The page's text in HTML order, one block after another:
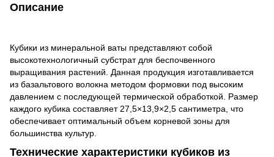
Описание
Кубики из минеральной ваты представляют собой
высокотехнологичный субстрат для беспочвенного
выращивания растений. Данная продукция изготавливается
из базальтового волокна методом формовки под высоким
давлением с последующей термической обработкой. Размер
каждого кубика составляет 27,5×13,9×2,5 сантиметра, что
обеспечивает оптимальный объем корневой зоны для
большинства культур.
Технические характеристики кубиков из